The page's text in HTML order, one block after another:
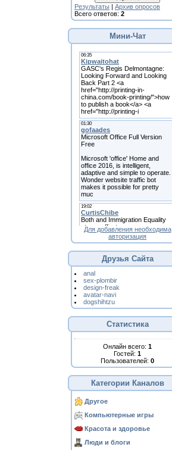
Результаты | Архив опросов
Всего ответов: 2
Мини-Чат
Для добавления необходима
авторизация
Друзья Сайта
anal
sex-plombir
design-freak
avatar-navi
dogshihtzu
Статистика
Онлайн всего: 1
Гостей: 1
Пользователей: 0
Категории Каналов
Другое
Компьютерные игры
Красота и здоровье
Люди и блоги